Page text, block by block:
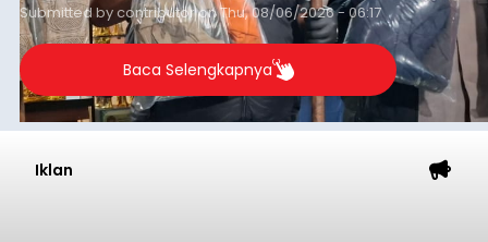
Submitted bycontributoronThu, 08/06/2026 - 06:17
Baca Selengkapnya
Iklan